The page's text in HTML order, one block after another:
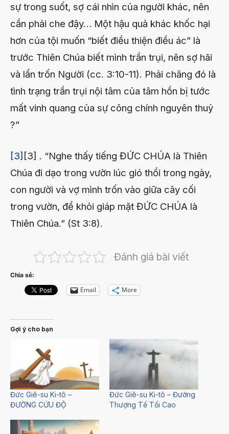
sự trong suốt, sợ cái nhìn của người khác, nên
cần phải che đậy… Một hậu quả khác khốc hại
hơn của tội muốn “biết điều thiện điều ác” là
trước Thiên Chúa biết mình trần trụi, nên sợ hãi
và lẩn trốn Người (cc. 3:10-11). Phải chăng đó là
tình trạng trần trụi nội tâm của tâm hồn bị tước
mất vinh quang của sự công chính nguyên thuỷ
?”
[3] [3] . “Nghe thấy tiếng ĐỨC CHÚA là Thiên
Chúa đi dạo trong vườn lúc gió thổi trong ngày,
con người và vợ mình trốn vào giữa cây cối
trong vườn, để khỏi giáp mặt ĐỨC CHÚA là
Thiên Chúa.” (St 3:8).
Đánh giá bài viết
Chia sẻ:
Email More
Gợi ý cho bạn
Đức Giê-su Ki-tô –
ĐƯỜNG CỨU ĐỘ
Đức Giê-su Ki-tô – Đường
Thượng Tế Tối Cao